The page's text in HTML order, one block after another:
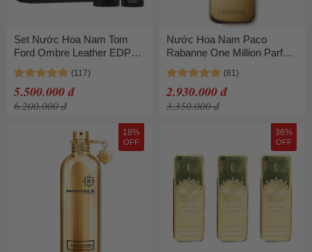
Set Nước Hoa Nam Tom
Ford Ombre Leather EDP
100ml + Xịt Toàn Thân All
Over Spray 150ml
5.500.000 đ
6.200.000 đ
Nước Hoa Nam Paco
Rabanne One Million Parfum
Men 100ml
2.930.000 đ
3.350.000 đ
18%
OFF
36%
OFF